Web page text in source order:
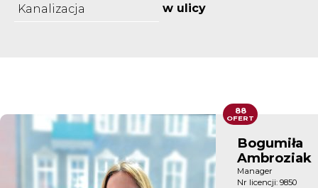
Kanalizacja
w ulicy
Bogumiła
Ambroziak
Manager
Nr licencji: 9850
88
OFERT